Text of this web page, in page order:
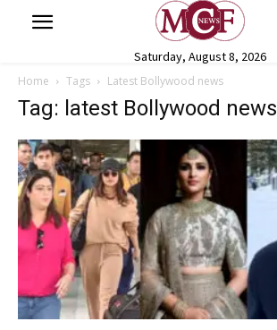
Saturday, August 8, 2026
Home Tags Latest Bollywood news
Tag: latest Bollywood news